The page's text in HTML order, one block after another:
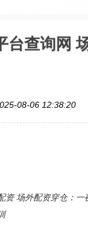
台查询网
08-06 12:38:20
资 场外配资穿仓：一